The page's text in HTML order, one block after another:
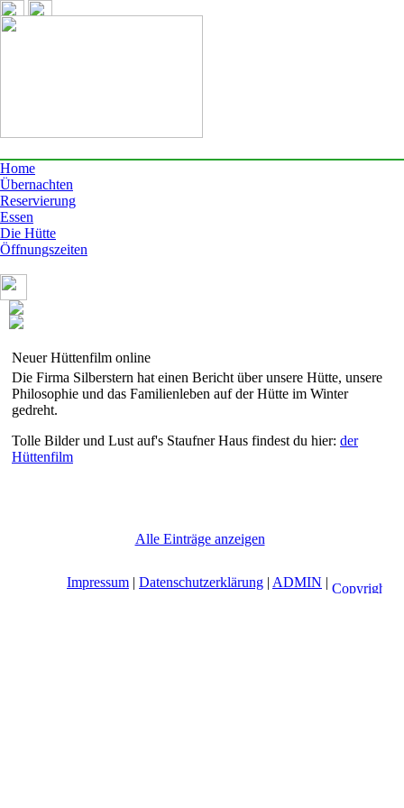
Home
Übernachten
Reservierung
Essen
Die Hütte
Öffnungszeiten
Neuer Hüttenfilm online
Die Firma Silberstern hat einen Bericht über unsere Hütte, unsere
Philosophie und das Familienleben auf der Hütte im Winter
gedreht.
Tolle Bilder und Lust auf's Staufner Haus findest du hier: der
Hüttenfilm
Alle Einträge anzeigen
Impressum | Datenschutzerklärung | ADMIN |